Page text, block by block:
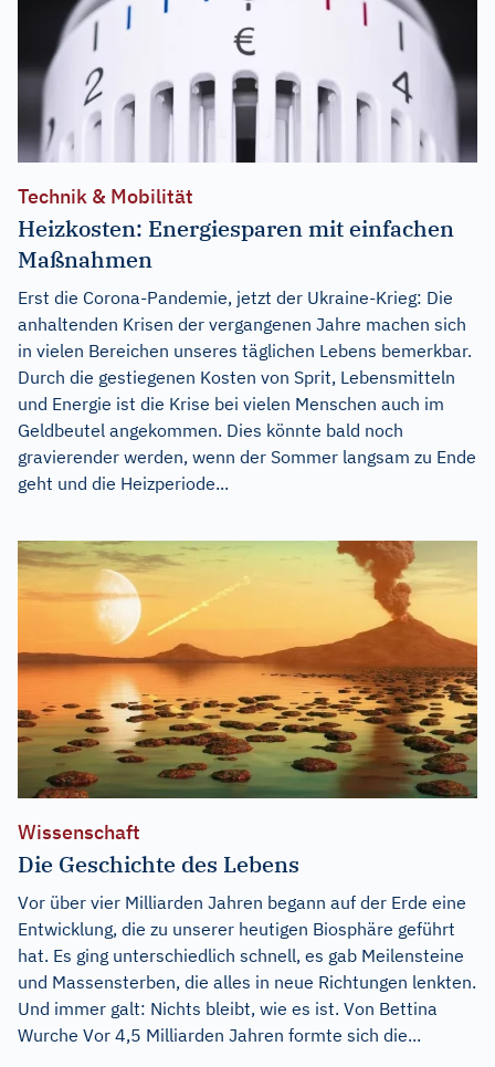
Technik & Mobilität
Heizkosten: Energiesparen mit einfachen
Maßnahmen
Erst die Corona-Pandemie, jetzt der Ukraine-Krieg: Die
anhaltenden Krisen der vergangenen Jahre machen sich
in vielen Bereichen unseres täglichen Lebens bemerkbar.
Durch die gestiegenen Kosten von Sprit, Lebensmitteln
und Energie ist die Krise bei vielen Menschen auch im
Geldbeutel angekommen. Dies könnte bald noch
gravierender werden, wenn der Sommer langsam zu Ende
geht und die Heizperiode...
Wissenschaft
Die Geschichte des Lebens
Vor über vier Milliarden Jahren begann auf der Erde eine
Entwicklung, die zu unserer heutigen Biosphäre geführt
hat. Es ging unterschiedlich schnell, es gab Meilensteine
und Massensterben, die alles in neue Richtungen lenkten.
Und immer galt: Nichts bleibt, wie es ist. Von Bettina
Wurche Vor 4,5 Milliarden Jahren formte sich die...